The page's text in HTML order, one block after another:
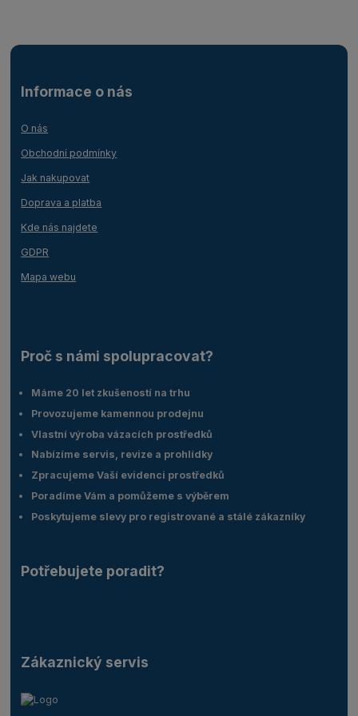
Informace o nás
O nás
Obchodní podmínky
Jak nakupovat
Doprava a platba
Kde nás najdete
GDPR
Mapa webu
Proč s námi spolupracovat?
Máme 20 let zkušeností na trhu
Provozujeme kamennou prodejnu
Vlastní výroba vázacích prostředků
Nabízíme servis, revize a prohlídky
Zpracujeme Vaší evidenci prostředků
Poradíme Vám a pomůžeme s výběrem
Poskytujeme slevy pro registrované a stálé zákazníky
Potřebujete poradit?
Zákaznický servis